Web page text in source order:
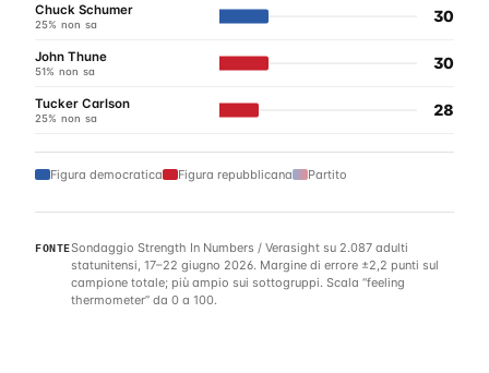
Chuck Schumer
25% non sa 30
John Thune
51% non sa 30
Tucker Carlson
25% non sa 28
Figura democratica Figura repubblicana Partito
FONTESondaggio Strength In Numbers / Verasight su 2.087 adulti
statunitensi, 17–22 giugno 2026. Margine di errore ±2,2 punti sul
campione totale; più ampio sui sottogruppi. Scala “feeling
thermometer” da 0 a 100.